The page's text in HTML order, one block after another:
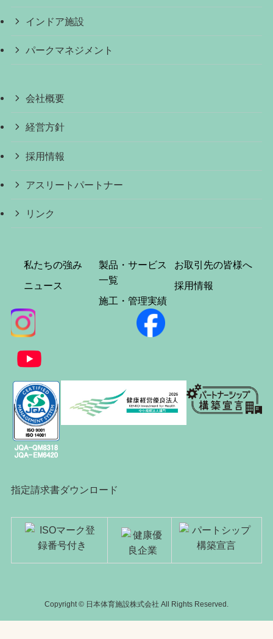
インドア施設
パークマネジメント
会社概要
経営方針
採用情報
アスリートパートナー
リンク
私たちの強み
ニュース
製品・サービス
一覧
施工・管理実績
お取引先の皆様へ
採用情報
指定請求書ダウンロード
Copyright © 日本体育施設株式会社 All Rights Reserved.